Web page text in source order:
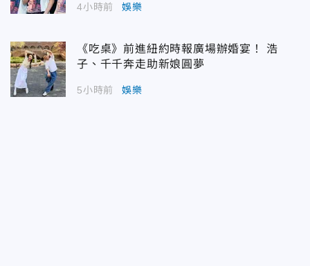
4小時前 娛樂
《吃桌》前進紐約時報廣場辦婚宴！ 浩
子、千千奔走助新娘圓夢
5小時前 娛樂